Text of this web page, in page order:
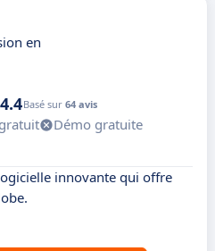
en
4.4Basé sur 64 avis
Démo gratuite
innovante qui offre